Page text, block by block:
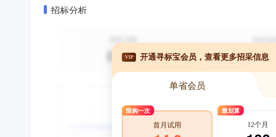
招标分析
VIP 开通寻标宝会员，查看更多招采信息
单省会员
限购一次
首月试用
最划算
12个月